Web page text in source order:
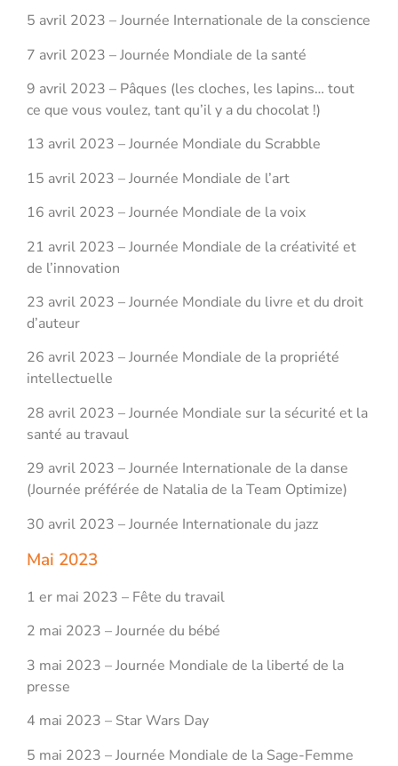
5 avril 2023 – Journée Internationale de la conscience
7 avril 2023 – Journée Mondiale de la santé
9 avril 2023 – Pâques (les cloches, les lapins… tout
ce que vous voulez, tant qu’il y a du chocolat !)
13 avril 2023 – Journée Mondiale du Scrabble
15 avril 2023 – Journée Mondiale de l’art
16 avril 2023 – Journée Mondiale de la voix
21 avril 2023 – Journée Mondiale de la créativité et
de l’innovation
23 avril 2023 – Journée Mondiale du livre et du droit
d’auteur
26 avril 2023 – Journée Mondiale de la propriété
intellectuelle
28 avril 2023 – Journée Mondiale sur la sécurité et la
santé au travaul
29 avril 2023 – Journée Internationale de la danse
(Journée préférée de Natalia de la Team Optimize)
30 avril 2023 – Journée Internationale du jazz
Mai 2023
1 er mai 2023 – Fête du travail
2 mai 2023 – Journée du bébé
3 mai 2023 – Journée Mondiale de la liberté de la
presse
4 mai 2023 – Star Wars Day
5 mai 2023 – Journée Mondiale de la Sage-Femme